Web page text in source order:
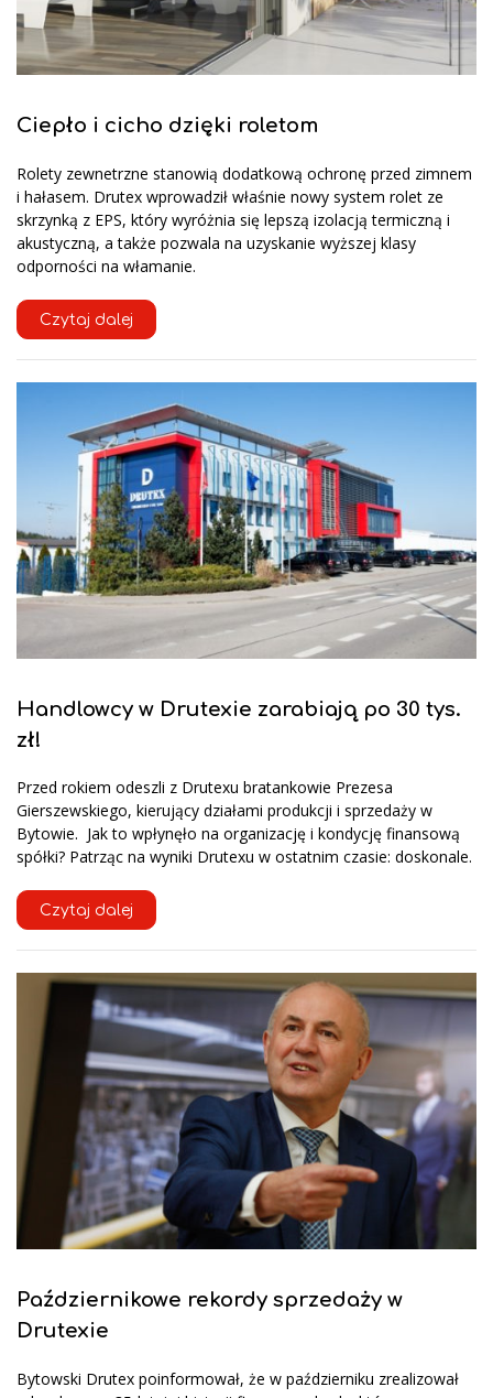
Ciepło i cicho dzięki roletom
Rolety zewnetrzne stanowią dodatkową ochronę przed zimnem
i hałasem. Drutex wprowadził właśnie nowy system rolet ze
skrzynką z EPS, który wyróżnia się lepszą izolacją termiczną i
akustyczną, a także pozwala na uzyskanie wyższej klasy
odporności na włamanie.
Czytaj dalej
Handlowcy w Drutexie zarabiają po 30 tys.
zł!
Przed rokiem odeszli z Drutexu bratankowie Prezesa
Gierszewskiego, kierujący działami produkcji i sprzedaży w
Bytowie. Jak to wpłynęło na organizację i kondycję finansową
spółki? Patrząc na wyniki Drutexu w ostatnim czasie: doskonale.
Czytaj dalej
Październikowe rekordy sprzedaży w
Drutexie
Bytowski Drutex poinformował, że w październiku zrealizował